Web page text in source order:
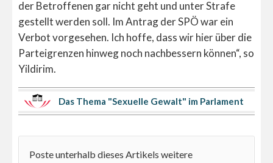
der Betroffenen gar nicht geht und unter Strafe
gestellt werden soll. Im Antrag der SPÖ war ein
Verbot vorgesehen. Ich hoffe, dass wir hier über die
Parteigrenzen hinweg noch nachbessern können“, so
Yildirim.
Das Thema "Sexuelle Gewalt" im Parlament
Poste unterhalb dieses Artikels weitere